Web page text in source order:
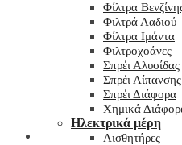
Φίλτρα
Φιλτρά Λαδιού
Φίλτρα Ιμάντα
Φιλτροχοάνες
Σπρέι Αλυσίδας
Σπρέι Λίπανσης
Σπρέι Διάφορα
Χημικά
Hλεκτρικά μέρη
Αισθητήρες